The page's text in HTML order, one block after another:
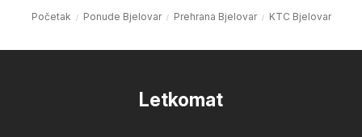
Početak Ponude Bjelovar Prehrana Bjelovar KTC Bjelovar
Letkomat